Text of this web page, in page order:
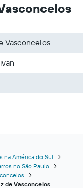
Vasconcelos
na América do Sul
no São Paulo
de Vasconcelos